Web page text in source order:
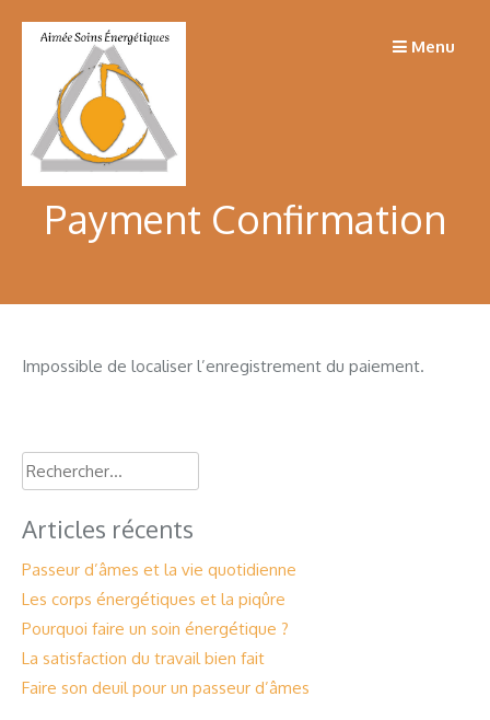
Menu
Payment Confirmation
Impossible de localiser l’enregistrement du paiement.
Rechercher :
Articles récents
Passeur d’âmes et la vie quotidienne
Les corps énergétiques et la piqûre
Pourquoi faire un soin énergétique ?
La satisfaction du travail bien fait
Faire son deuil pour un passeur d’âmes